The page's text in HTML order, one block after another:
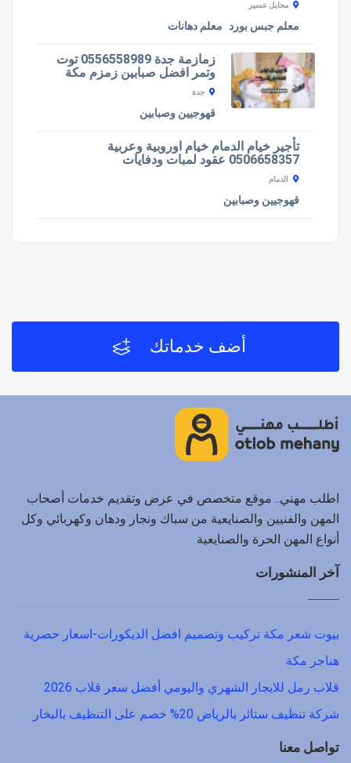
محايل عسير
معلم جبس بورد معلم دهانات
زمازمة جدة 0556558989 توت
وتمر افضل صبابين زمزم مكة
جدة
قهوجيين وصبابين
تأجير خيام الدمام خيام اوروبية وعربية
0506658357 عقود لمبات ودفايات
الدمام
قهوجيين وصبابين
أضف خدماتك
اطلب مهني.. موقع متخصص في عرض وتقديم خدمات أصحاب
المهن والفنيين والصنايعية من سباك ونجار ودهان وكهربائي وكل
أنواع المهن الحرة والصنايعية
آخر المنشورات
بيوت شعر مكة تركيب وتصميم افضل الديكورات-اسعار حصرية
هناجر مكة
قلاب رمل للايجار الشهري واليومي أفضل سعر قلاب 2026
شركة تنظيف ستائر بالرياض 20% خصم على التنظيف بالبخار
تواصل معنا